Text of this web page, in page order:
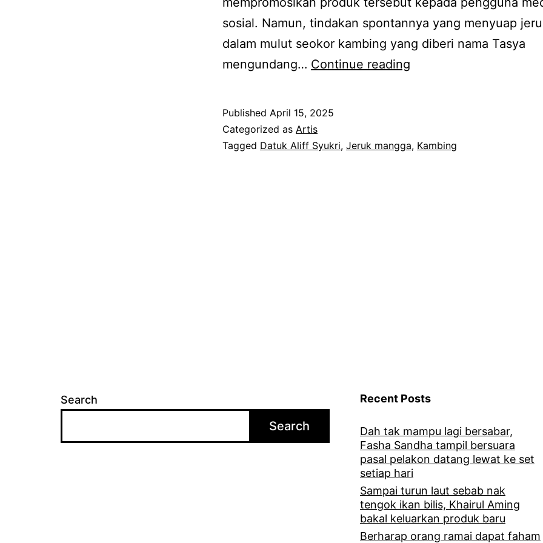
sosial. Namun, tindakan spontannya yang menyuap
dalam mulut seokor kambing yang diberi nama Tasya
mengundang… Continue reading
tengok
jual
Published April 15, 2025
Categorized as Artis
Tagged Datuk Aliff Syukri, Jeruk mangga, Kambing
Search
Search
Recent Posts
Dah tak mampu lagi bersabar,
Fasha Sandha tampil bersuara
pasal pelakon datang lewat ke set
setiap hari
Sampai turun laut sebab nak
tengok ikan bilis, Khairul Aming
bakal keluarkan produk baru
Berharap orang ramai dapat faham